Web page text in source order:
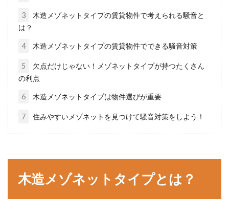
ジ！確認が必要なこととは？
DIYでの木造ガレージの設置を検討している方
う。自...
柱の寸法に違いがあるの？
建物の構造として、鉄骨造はポピュラーです
ね。そんな鉄骨造には軽量鉄骨と重量鉄骨があ
3
木造メゾネットタイプの賃貸物件で考えられる騒音と
は？
4 木造メゾネットタイプの賃貸物件でできる騒音対策
5
欠点だけじゃない！メゾネットタイプが持つたくさん
の利点
6 木造メゾネットタイプは物件選びが重要
7 住みやすいメゾネットを見つけて騒音対策をしよう！
木造メゾネットタイプとは？